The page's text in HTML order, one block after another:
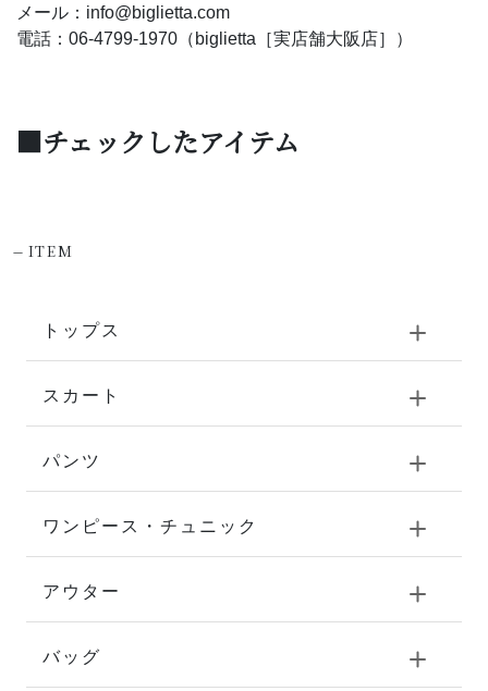
メール：info@biglietta.com
電話：06-4799-1970（biglietta［実店舗大阪店］）
■チェックしたアイテム
-ITEM
トップス
スカート
パンツ
ワンピース・チュニック
アウター
バッグ